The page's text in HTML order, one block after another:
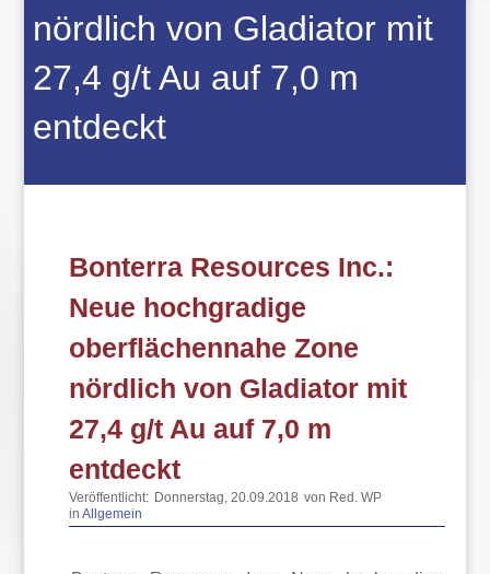
nördlich von Gladiator mit
27,4 g/t Au auf 7,0 m
entdeckt
Bonterra Resources Inc.:
Neue hochgradige
oberflächennahe Zone
nördlich von Gladiator mit
27,4 g/t Au auf 7,0 m
entdeckt
Veröffentlicht: Donnerstag, 20.09.2018 von Red. WP
inAllgemein